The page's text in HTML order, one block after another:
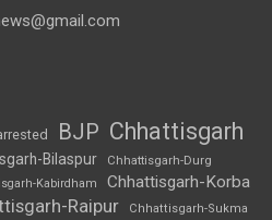
BJP Chhattisgarh
Bilaspur Chhattisgarh-Durg
Kabirdham Chhattisgarh-Korba
Raipur
Chhattisgarh-Sukma